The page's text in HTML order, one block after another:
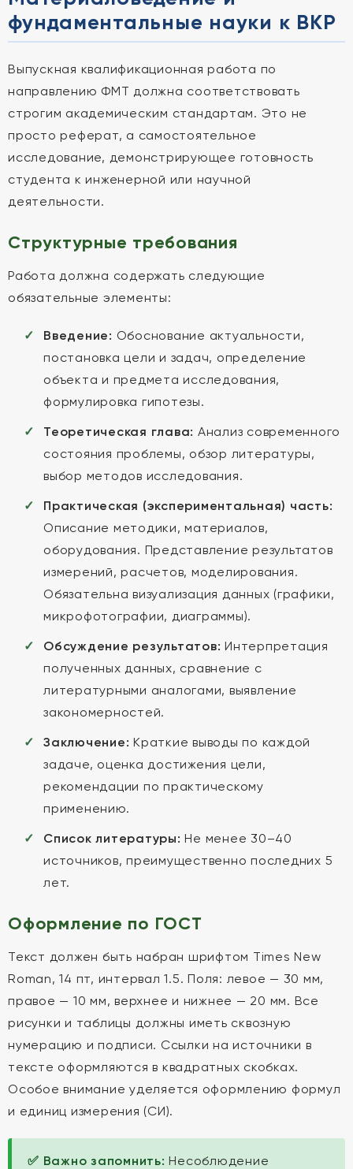
фундаментальные науки к ВКР
Выпускная квалификационная работа по
направлению ФМТ должна соответствовать
строгим академическим стандартам. Это не
просто реферат, а самостоятельное
исследование, демонстрирующее готовность
студента к инженерной или научной
деятельности.
Структурные требования
Работа должна содержать следующие
обязательные элементы:
Введение: Обоснование актуальности,
постановка цели и задач, определение
объекта и предмета исследования,
формулировка гипотезы.
Теоретическая глава: Анализ современного
состояния проблемы, обзор литературы,
выбор методов исследования.
Практическая (экспериментальная) часть:
Описание методики, материалов,
оборудования. Представление результатов
измерений, расчетов, моделирования.
Обязательна визуализация данных (графики,
микрофотографии, диаграммы).
Обсуждение результатов: Интерпретация
полученных данных, сравнение с
литературными аналогами, выявление
закономерностей.
Заключение: Краткие выводы по каждой
задаче, оценка достижения цели,
рекомендации по практическому
применению.
Список литературы: Не менее 30–40
источников, преимущественно последних 5
лет.
Оформление по ГОСТ
Текст должен быть набран шрифтом Times New
Roman, 14 пт, интервал 1.5. Поля: левое — 30 мм,
правое — 10 мм, верхнее и нижнее — 20 мм. Все
рисунки и таблицы должны иметь сквозную
нумерацию и подписи. Ссылки на источники в
тексте оформляются в квадратных скобках.
Особое внимание уделяется оформлению формул
и единиц измерения (СИ).
✅ Важно запомнить: Несоблюдение